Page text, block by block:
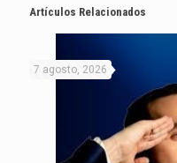
Artículos Relacionados
7 agosto, 2026